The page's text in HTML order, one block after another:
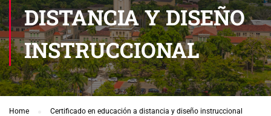
DISTANCIA Y DISEÑO
INSTRUCCIONAL
Home Certificado en educación a distancia y diseño instruccional